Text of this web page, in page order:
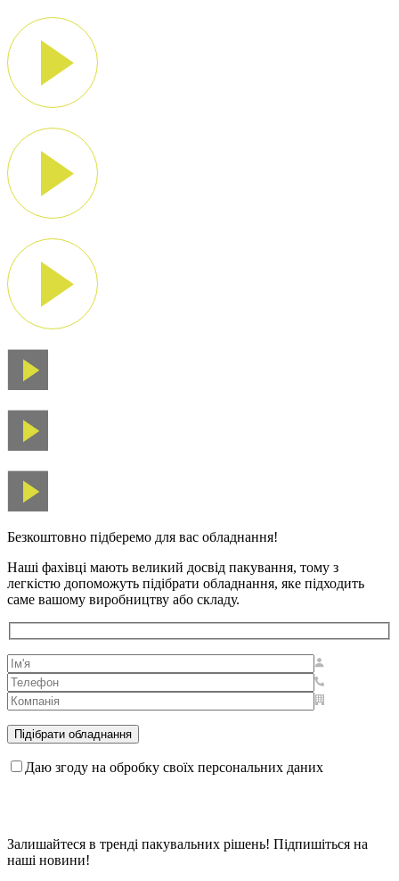
Безкоштовно підберемо для вас обладнання!
Наші фахівці мають великий досвід пакування, тому з
легкістю допоможуть підібрати обладнання, яке підходить
саме вашому виробництву або складу.
Даю згоду на обробку своїх персональних даних
Залишайтеся в тренді пакувальних рішень! Підпишіться на
наші новини!